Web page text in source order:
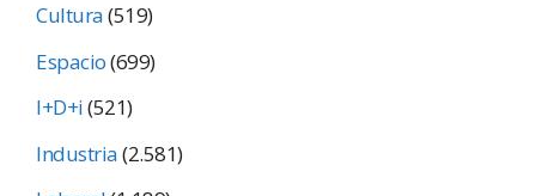
Cultura(519)
Espacio(699)
I+D+i(521)
Industria(2.581)